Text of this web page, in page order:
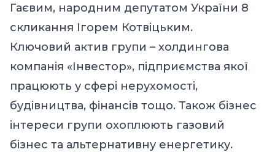
Гаєвим, народним депутатом України 8
скликання Ігорем Котвіцьким.
Ключовий актив групи – холдингова
компанія «Інвестор», підприємства якої
працюють у сфері нерухомості,
будівництва, фінансів тощо. Також бізнес
інтереси групи охоплюють газовий
бізнес та альтернативну енергетику.